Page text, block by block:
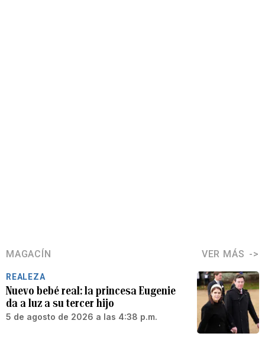
MAGACÍN VER MÁS
REALEZA
Nuevo bebé real: la princesa Eugenie
da a luz a su tercer hijo
5 de agosto de 2026 a las 4:38 p.m.